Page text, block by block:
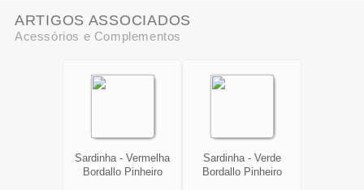
ARTIGOS ASSOCIADOS
Acessórios e Complementos
Sardinha - Vermelha
Bordallo Pinheiro
Sardinha - Verde
Bordallo Pinheiro